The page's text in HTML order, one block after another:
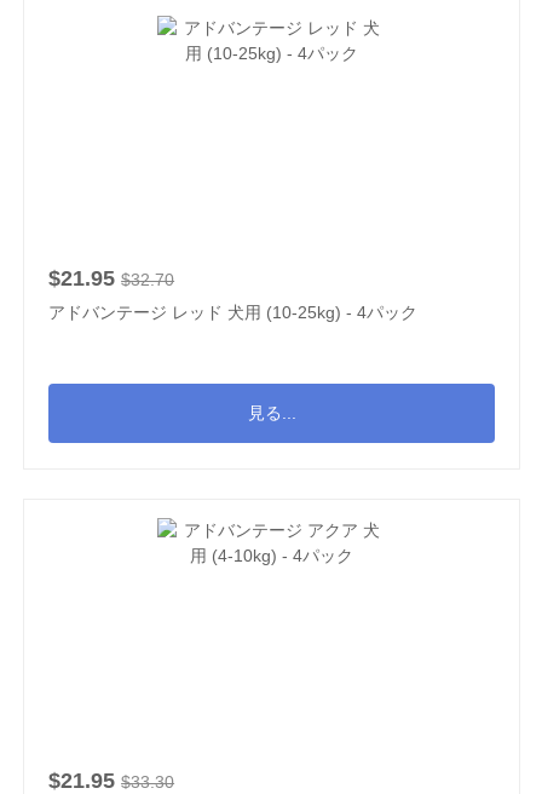
$21.95 $32.70
アドバンテージ レッド 犬用 (10-25kg) - 4パック
見る...
$21.95 $33.30